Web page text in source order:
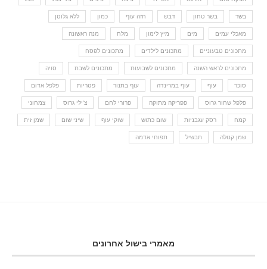
בשר בשר טחון דבש חזה עוף כמון ללא גלוטן
מאכלי עמים מים מיץ לימון מלח מנה ראשונה
מתכונים טבעוניים מתכונים לילדים מתכונים לפסח
מתכונים לראש השנה מתכונים לשבועות מתכונים לשבת סויה
סוכר עוף עוף במרינדה עוף בתנור פטריות פלפל אדום
פלפל שחור גרוס פפריקה מתוקה פרורי לחם צ'ילי גרוס צמחוני
קמח רסק עגבניות שום כתוש שוקי עוף שיני שום שמן זית
שמן קנולה תבשיל תפוחי אדמה
מאמרי בישול אחרונים